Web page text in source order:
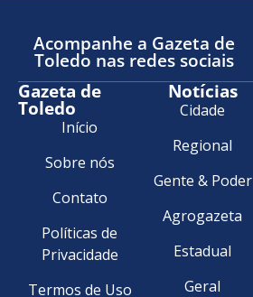
Acompanhe a Gazeta de
Toledo nas redes sociais
Gazeta de
Toledo
Início
Sobre nós
Contato
Políticas de
Privacidade
Termos de Uso
Notícias
Cidade
Regional
Gente & Poder
Agrogazeta
Estadual
Geral